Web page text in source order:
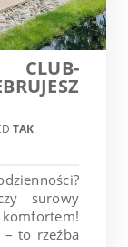
CLUB-
TAK
surowy
to rzeźba